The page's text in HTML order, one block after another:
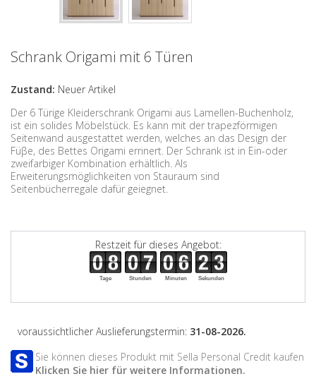
Schrank Origami mit 6 Türen
Zustand: Neuer Artikel
Der 6 Türige Kleiderschrank Origami aus Lamellen-Buchenholz,
ist ein solides Möbelstück. Es kann mit der trapezförmigen
Seitenwand ausgestattet werden, welches an das Design der
Füβe, des Bettes Origami errinert. Der Schrank ist in Ein-oder
zweifarbiger Kombination erhältlich. Als
Erweiterungsmöglichkeiten von Stauraum sind
Seitenbücherregale dafür geiegnet.
Restzeit für dieses Angebot:
Tage Stunden Minuten Sekunden
voraussichtlicher Auslieferungstermin: 31-08-2026.
Sie können dieses Produkt mit Sella Personal Credit kaufen
Klicken Sie hier für weitere Informationen.